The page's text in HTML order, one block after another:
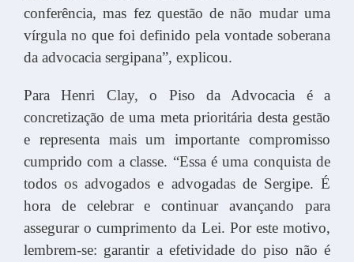
conferência, mas fez questão de não mudar uma
vírgula no que foi definido pela vontade soberana
da advocacia sergipana”, explicou.
Para Henri Clay, o Piso da Advocacia é a
concretização de uma meta prioritária desta gestão
e representa mais um importante compromisso
cumprido com a classe. “Essa é uma conquista de
todos os advogados e advogadas de Sergipe. É
hora de celebrar e continuar avançando para
assegurar o cumprimento da Lei. Por este motivo,
lembrem-se: garantir a efetividade do piso não é